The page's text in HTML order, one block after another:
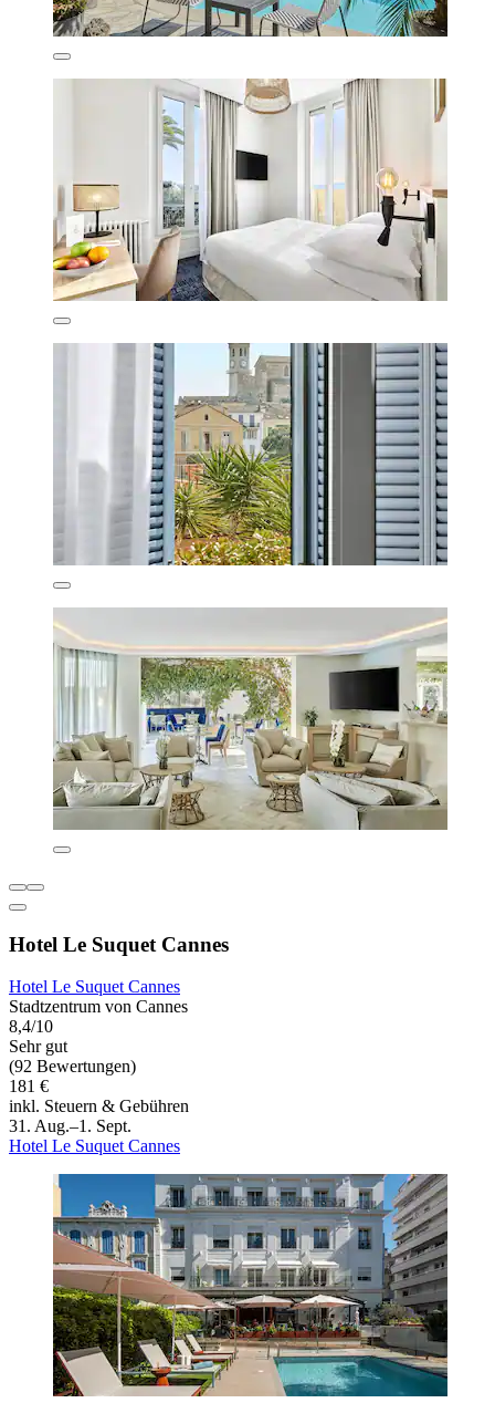
Hotel Le Suquet Cannes
Hotel Le Suquet Cannes
Stadtzentrum von Cannes
8,4/10
Sehr gut
(92 Bewertungen)
181 €
inkl. Steuern & Gebühren
31. Aug.–1. Sept.
Hotel Le Suquet Cannes